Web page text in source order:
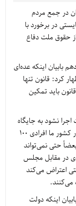
در جمع مردم
در برخورد با
حقوق ملت دفاع
بابیان اینکه عده‌ای
کرد: قانون تنها
باید تمکین
اجرا نشود به جایگاه
اصلی دست نخواهد یافت، بیان کرد: متأسفانه در کشور ما افرادی 100
حتی نمی‌تواند
در مقابل مجلس
اعتراض می‌کند
می‌کنند.
اینکه دولت